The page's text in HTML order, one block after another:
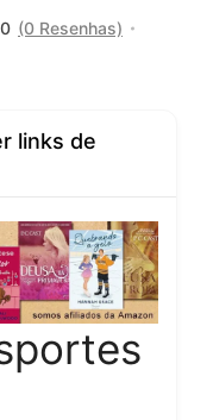
0 (0 Resenhas)
links de